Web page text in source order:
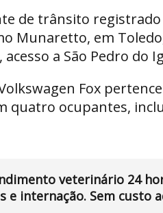
de trânsito
Munaretto, em
a São Pedro do
Fox
quatro ocupantes,
veterinário 24
e internação. Sem custo